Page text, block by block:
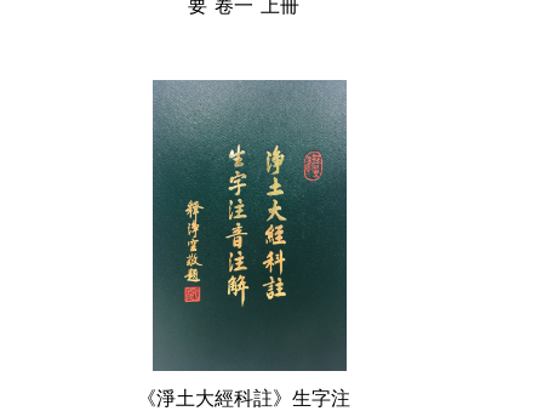
要 卷一 上冊
《淨土大經科註》生字注